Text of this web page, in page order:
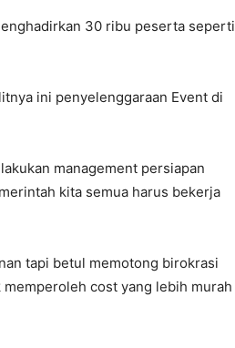
30 ribu peserta seperti
ini penyelenggaraan Event di
management persiapan
kita semua harus bekerja
tapi betul memotong birokrasi
cost yang lebih murah